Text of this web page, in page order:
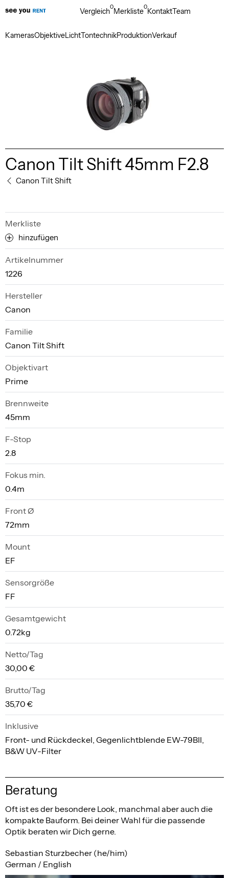
KamerasObjektiveLichtTontechnikProduktionVerkauf
Vergleich0Merkliste0KontaktTeam
Canon Tilt Shift 45mm F2.8
Canon Tilt Shift
Merkliste
hinzufügen
Artikelnummer
1226
Hersteller
Canon
Familie
Canon Tilt Shift
Objektivart
Prime
Brennweite
45mm
F-Stop
2.8
Fokus min.
0.4m
Front Ø
72mm
Mount
EF
Sensorgröße
FF
Gesamtgewicht
0.72kg
Netto/Tag
30,00 €
Brutto/Tag
35,70 €
Inklusive
Front- und Rückdeckel, Gegenlichtblende EW-79BII,
B&W UV-Filter
Beratung
Oft ist es der besondere Look, manchmal aber auch die
kompakte Bauform. Bei deiner Wahl für die passende
Optik beraten wir Dich gerne.
Sebastian Sturzbecher (he/him)
German / English